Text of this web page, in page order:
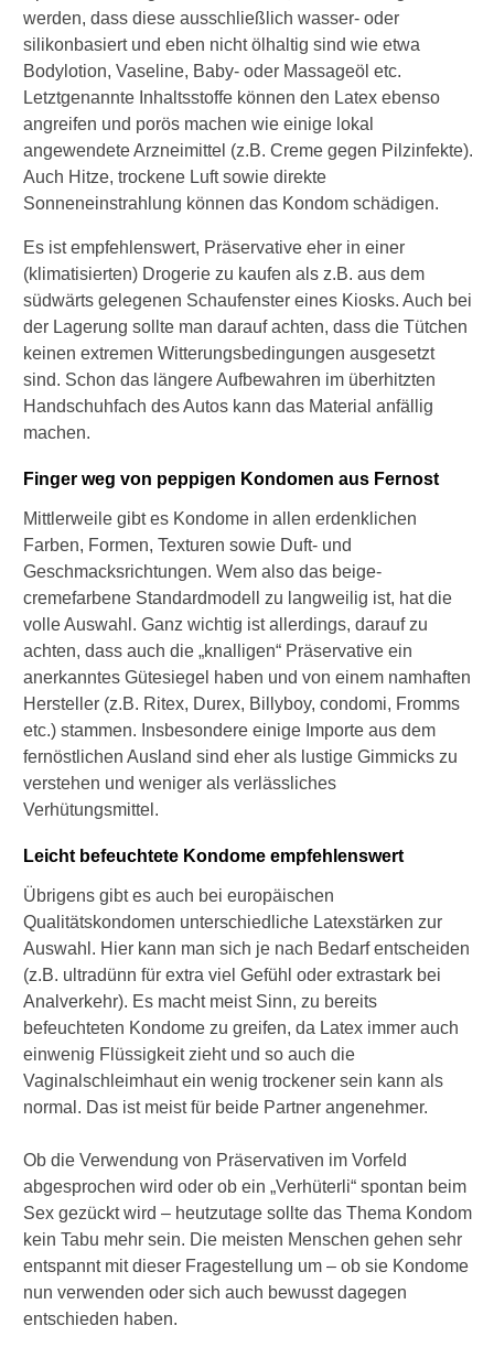
werden, dass diese ausschließlich wasser- oder
silikonbasiert und eben nicht ölhaltig sind wie etwa
Bodylotion, Vaseline, Baby- oder Massageöl etc.
Letztgenannte Inhaltsstoffe können den Latex ebenso
angreifen und porös machen wie einige lokal
angewendete Arzneimittel (z.B. Creme gegen Pilzinfekte).
Auch Hitze, trockene Luft sowie direkte
Sonneneinstrahlung können das Kondom schädigen.
Es ist empfehlenswert, Präservative eher in einer
(klimatisierten) Drogerie zu kaufen als z.B. aus dem
südwärts gelegenen Schaufenster eines Kiosks. Auch bei
der Lagerung sollte man darauf achten, dass die Tütchen
keinen extremen Witterungsbedingungen ausgesetzt
sind. Schon das längere Aufbewahren im überhitzten
Handschuhfach des Autos kann das Material anfällig
machen.
Finger weg von peppigen Kondomen aus Fernost
Mittlerweile gibt es Kondome in allen erdenklichen
Farben, Formen, Texturen sowie Duft- und
Geschmacksrichtungen. Wem also das beige-
cremefarbene Standardmodell zu langweilig ist, hat die
volle Auswahl. Ganz wichtig ist allerdings, darauf zu
achten, dass auch die „knalligen“ Präservative ein
anerkanntes Gütesiegel haben und von einem namhaften
Hersteller (z.B. Ritex, Durex, Billyboy, condomi, Fromms
etc.) stammen. Insbesondere einige Importe aus dem
fernöstlichen Ausland sind eher als lustige Gimmicks zu
verstehen und weniger als verlässliches
Verhütungsmittel.
Leicht befeuchtete Kondome empfehlenswert
Übrigens gibt es auch bei europäischen
Qualitätskondomen unterschiedliche Latexstärken zur
Auswahl. Hier kann man sich je nach Bedarf entscheiden
(z.B. ultradünn für extra viel Gefühl oder extrastark bei
Analverkehr). Es macht meist Sinn, zu bereits
befeuchteten Kondome zu greifen, da Latex immer auch
einwenig Flüssigkeit zieht und so auch die
Vaginalschleimhaut ein wenig trockener sein kann als
normal. Das ist meist für beide Partner angenehmer.
Ob die Verwendung von Präservativen im Vorfeld
abgesprochen wird oder ob ein „Verhüterli“ spontan beim
Sex gezückt wird – heutzutage sollte das Thema Kondom
kein Tabu mehr sein. Die meisten Menschen gehen sehr
entspannt mit dieser Fragestellung um – ob sie Kondome
nun verwenden oder sich auch bewusst dagegen
entschieden haben.